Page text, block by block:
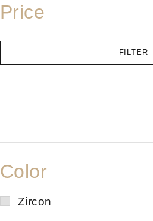
Price
FILTER
Color
Zircon